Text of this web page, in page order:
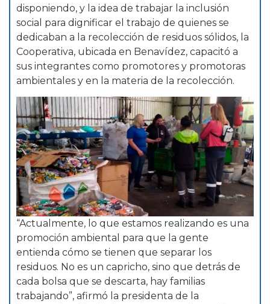
disponiendo, y la idea de trabajar la inclusión
social para dignificar el trabajo de quienes se
dedicaban a la recolección de residuos sólidos, la
Cooperativa, ubicada en Benavídez, capacitó a
sus integrantes como promotores y promotoras
ambientales y en la materia de la recolección.
“Actualmente, lo que estamos realizando es una
promoción ambiental para que la gente
entienda cómo se tienen que separar los
residuos. No es un capricho, sino que detrás de
cada bolsa que se descarta, hay familias
trabajando”, afirmó la presidenta de la